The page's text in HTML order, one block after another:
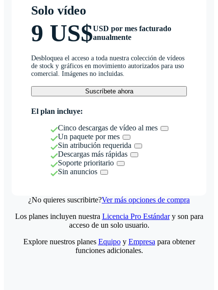
Solo vídeo
9 US$USD por mes facturado
anualmente
Desbloquea el acceso a toda nuestra colección de vídeos
de stock y gráficos en movimiento autorizados para uso
comercial. Imágenes no incluidas.
Suscríbete ahora
El plan incluye:
Cinco descargas de vídeo al mes
Un paquete por mes
Sin atribución requerida
Descargas más rápidas
Soporte prioritario
Sin anuncios
¿No quieres suscribirte?Ver más opciones de compra
Los planes incluyen nuestra Licencia Pro Estándary son para
acceso de un solo usuario.
Explore nuestros planes Equipoy Empresa para obtener
funciones adicionales.